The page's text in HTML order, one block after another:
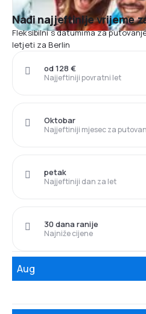
Nađi najjeftinije vrijeme
Fleksibilni s datumima za
letjeti za Berlin
Najjeftiniji povratni let
od 128 €
Najjeftiniji mjesec za
Oktobar
Najjeftiniji dan za let
petak
Najniže cijene
30 dana ranije
Aug